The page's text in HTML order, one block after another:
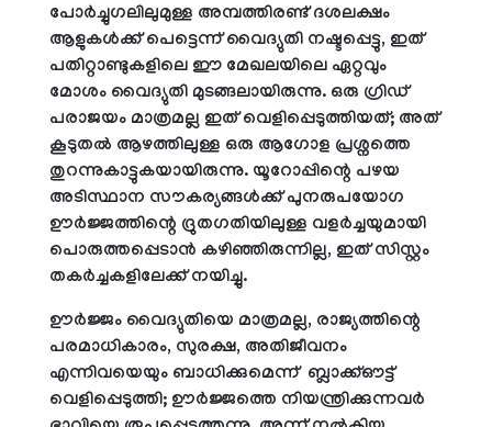
പോര്‍ച്ചുഗലിലുമുള്ള അമ്പത്തിരണ്ട് ദശലക്ഷം
ആളുകള്‍ക്ക് പെട്ടെന്ന് വൈദ്യുതി നഷ്ടപ്പെട്ടു, ഇത്
പതിറ്റാണ്ടുകളിലെ ഈ മേഖലയിലെ ഏറ്റവും
മോശം വൈദ്യുതി മുടങ്ങലായിരുന്നു. ഒരു ഗ്രിഡ്
പരാജയം മാത്രമല്ല ഇത് വെളിപ്പെടുത്തിയത്; അത്
കൂടുതല്‍ ആഴത്തിലുള്ള ഒരു ആഗോള പ്രശ്നത്തെ
തുറന്നുകാട്ടുകയായിരുന്നു. യൂറോപ്പിന്റെ പഴയ
അടിസ്ഥാന സൗകര്യങ്ങള്‍ക്ക് പുനരുപയോഗ
ഊര്‍ജ്ജത്തിന്റെ ദ്രുതഗതിയിലുള്ള വളര്‍ച്ചയുമായി
പൊരുത്തപ്പെടാന്‍ കഴിഞ്ഞിരുന്നില്ല, ഇത് സിസ്റ്റം
തകര്‍ച്ചകളിലേക്ക് നയിച്ചു.
ഊര്‍ജ്ജം വൈദ്യുതിയെ മാത്രമല്ല, രാജ്യത്തിന്റെ
പരമാധികാരം, സുരക്ഷ, അതിജീവനം
എന്നിവയെയും ബാധിക്കുമെന്ന് ബ്ലാക്ക്ഔട്ട്
വെളിപ്പെടുത്തി; ഊര്‍ജ്ജത്തെ നിയന്ത്രിക്കുന്നവര്‍